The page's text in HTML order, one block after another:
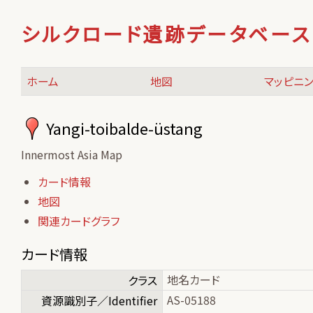
シルクロード遺跡データベース
ホーム 地図 マッピニ
Yangi-toibalde-üstang
Innermost Asia Map
カード情報
地図
関連カードグラフ
カード情報
クラス
地名カード
資源識別子／Identifier
AS-05188